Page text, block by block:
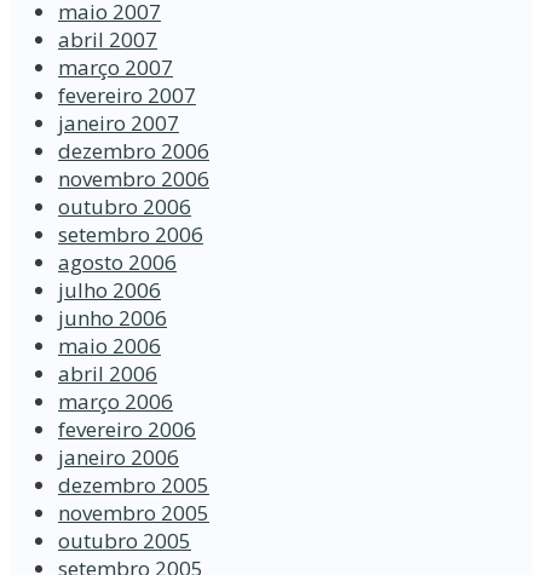
maio 2007
abril 2007
março 2007
fevereiro 2007
janeiro 2007
dezembro 2006
novembro 2006
outubro 2006
setembro 2006
agosto 2006
julho 2006
junho 2006
maio 2006
abril 2006
março 2006
fevereiro 2006
janeiro 2006
dezembro 2005
novembro 2005
outubro 2005
setembro 2005